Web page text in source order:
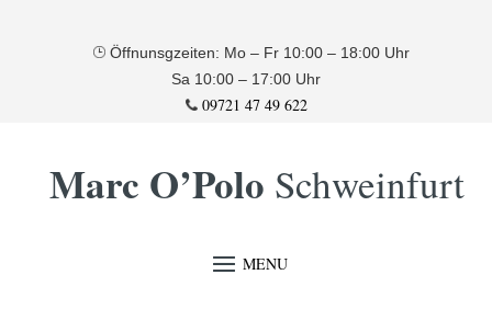
Öffnunsgzeiten: Mo – Fr 10:00 – 18:00 Uhr
Sa 10:00 – 17:00 Uhr
09721 47 49 622
Marc O’Polo Schweinfurt